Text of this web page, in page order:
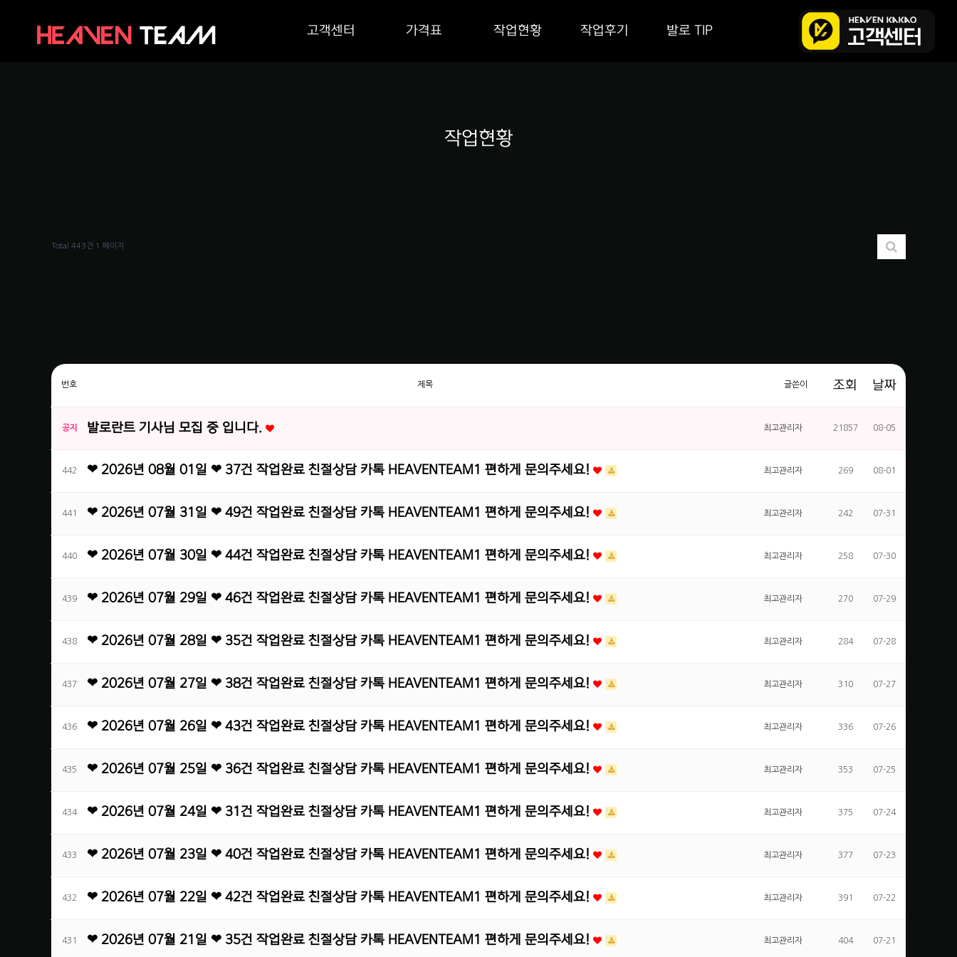
고객센터 가격표 작업현황 작업후기 발로 TIP
작업현황
Total 443건 1 페이지
번호 제목 글쓴이 조회 날짜
공지 발로란트 기사님 모집 중 입니다. 최고관리자 21857 08-05
442 ❤ 2026년 08월 01일 ❤ 37건 작업완료 친절상담 카톡 HEAVENTEAM1 편하게 문의주세요! 최고관리자 269 08-01
441 ❤ 2026년 07월 31일 ❤ 49건 작업완료 친절상담 카톡 HEAVENTEAM1 편하게 문의주세요! 최고관리자 242 07-31
440 ❤ 2026년 07월 30일 ❤ 44건 작업완료 친절상담 카톡 HEAVENTEAM1 편하게 문의주세요! 최고관리자 258 07-30
439 ❤ 2026년 07월 29일 ❤ 46건 작업완료 친절상담 카톡 HEAVENTEAM1 편하게 문의주세요! 최고관리자 270 07-29
438 ❤ 2026년 07월 28일 ❤ 35건 작업완료 친절상담 카톡 HEAVENTEAM1 편하게 문의주세요! 최고관리자 284 07-28
437 ❤ 2026년 07월 27일 ❤ 38건 작업완료 친절상담 카톡 HEAVENTEAM1 편하게 문의주세요! 최고관리자 310 07-27
436 ❤ 2026년 07월 26일 ❤ 43건 작업완료 친절상담 카톡 HEAVENTEAM1 편하게 문의주세요! 최고관리자 336 07-26
435 ❤ 2026년 07월 25일 ❤ 36건 작업완료 친절상담 카톡 HEAVENTEAM1 편하게 문의주세요! 최고관리자 353 07-25
434 ❤ 2026년 07월 24일 ❤ 31건 작업완료 친절상담 카톡 HEAVENTEAM1 편하게 문의주세요! 최고관리자 375 07-24
433 ❤ 2026년 07월 23일 ❤ 40건 작업완료 친절상담 카톡 HEAVENTEAM1 편하게 문의주세요! 최고관리자 377 07-23
432 ❤ 2026년 07월 22일 ❤ 42건 작업완료 친절상담 카톡 HEAVENTEAM1 편하게 문의주세요! 최고관리자 391 07-22
431 ❤ 2026년 07월 21일 ❤ 35건 작업완료 친절상담 카톡 HEAVENTEAM1 편하게 문의주세요! 최고관리자 404 07-21